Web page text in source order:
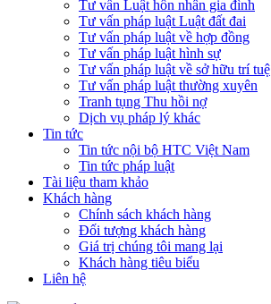
Tư vấn Luật hôn nhân gia đình
Tư vấn pháp luật Luật đất đai
Tư vấn pháp luật về hợp đồng
Tư vấn pháp luật hình sự
Tư vấn pháp luật về sở hữu trí tuệ
Tư vấn pháp luật thường xuyên
Tranh tụng Thu hồi nợ
Dịch vụ pháp lý khác
Tin tức
Tin tức nội bộ HTC Việt Nam
Tin tức pháp luật
Tài liệu tham khảo
Khách hàng
Chính sách khách hàng
Đối tượng khách hàng
Giá trị chúng tôi mang lại
Khách hàng tiêu biểu
Liên hệ